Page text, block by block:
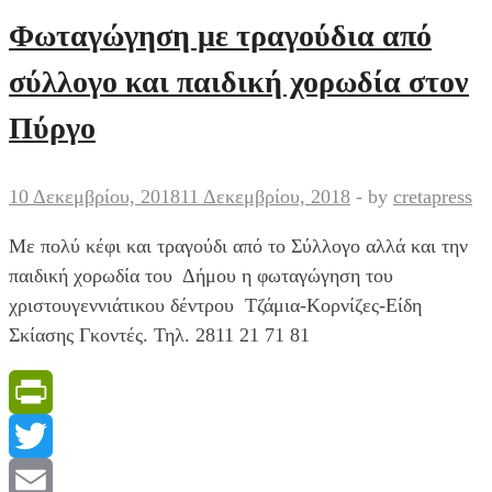
Σύλλογος
στο
Δημ.
Σχολείο
Πύργου
Φωταγώγηση με τραγούδια από
σύλλογο και παιδική χορωδία στον
Πύργο
10 Δεκεμβρίου, 201811 Δεκεμβρίου, 2018 - by cretapress
Με πολύ κέφι και τραγούδι από το Σύλλογο αλλά και την
παιδική χορωδία του Δήμου η φωταγώγηση του
χριστουγεννιάτικου δέντρου Τζάμια-Κορνίζες-Είδη
Σκίασης Γκοντές. Τηλ. 2811 21 71 81
PrintFriendly
Twitter